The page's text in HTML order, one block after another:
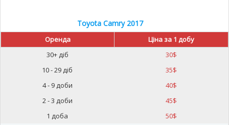
Toyota Camry 2017
Оренда
Ціна за 1 добу
30+ діб
30$
10 - 29 діб
35$
4 - 9 доби
40$
2 - 3 доби
45$
1 доба
50$